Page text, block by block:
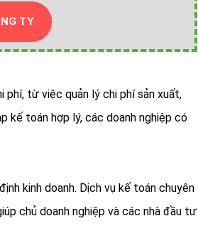
TY
phí, từ việc quản lý chi phí sản xuất,
kế toán hợp lý, các doanh nghiệp có
kinh doanh. Dịch vụ kế toán chuyên
chủ doanh nghiệp và các nhà đầu tư